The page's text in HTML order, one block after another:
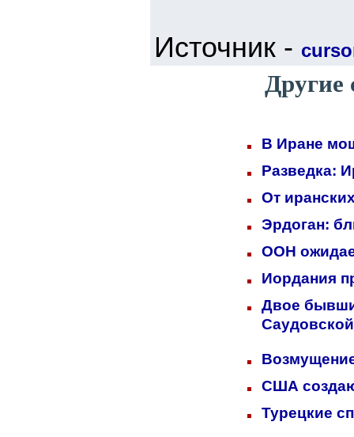
Источник -
Другие
В Иране
Разведка:
От
Эрдоган:
ООН
Иордания
Двое
США
Турецкие